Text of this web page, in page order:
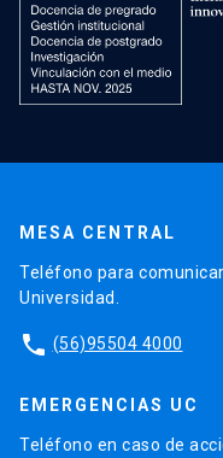
MESA CENTRAL
Teléfono para
Universidad.
phone (56)95504 4000
EMERGENCIAS UC
Teléfono en caso de